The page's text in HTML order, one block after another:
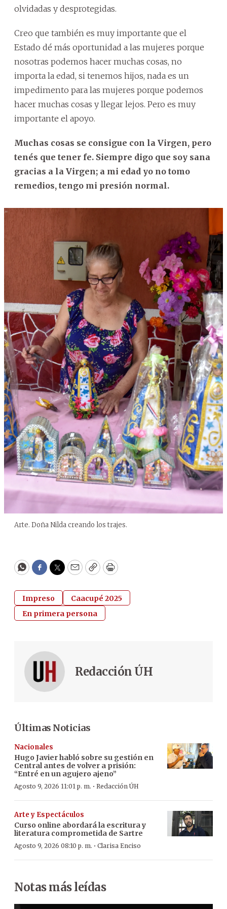
olvidadas y desprotegidas.
Creo que también es muy importante que el
Estado dé más oportunidad a las mujeres porque
nosotras podemos hacer muchas cosas, no
importa la edad, si tenemos hijos, nada es un
impedimento para las mujeres porque podemos
hacer muchas cosas y llegar lejos. Pero es muy
importante el apoyo.
Muchas cosas se consigue con la Virgen, pero
tenés que tener fe. Siempre digo que soy sana
gracias a la Virgen; a mi edad yo no tomo
remedios, tengo mi presión normal.
Arte. Doña Nilda creando los trajes.
WhatsApp
Facebook
Twitter
EmailCopyPrint
Impreso
Caacupé 2025
En primera persona
Redacción ÚH
Últimas Noticias
Nacionales
Hugo Javier habló sobre su gestión en
Central antes de volver a prisión:
“Entré en un agujero ajeno”
Agosto 9, 2026 11:01 p. m. · Redacción ÚH
Arte y Espectáculos
Curso online abordará la escritura y
literatura comprometida de Sartre
Agosto 9, 2026 08:10 p. m. · Clarisa Enciso
Notas más leídas